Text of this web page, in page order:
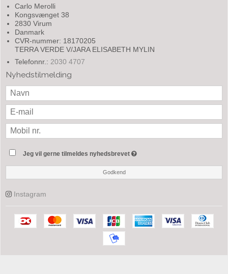
Carlo Merolli
Kongsvænget 38
2830 Virum
Danmark
CVR-nummer: 18170205
TERRA VERDE V/JARA ELISABETH MYLIN
Telefonnr.: 2030 4707
Nyhedstilmelding
Jeg vil gerne tilmeldes nyhedsbrevet
Godkend
Instagram